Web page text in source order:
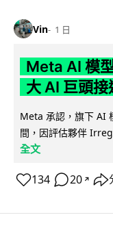
Vin 1 日
Meta AI 模
大 AI 巨頭接
Meta 承認，旗下 AI
間，因評估夥伴
全文
134 20 ↗